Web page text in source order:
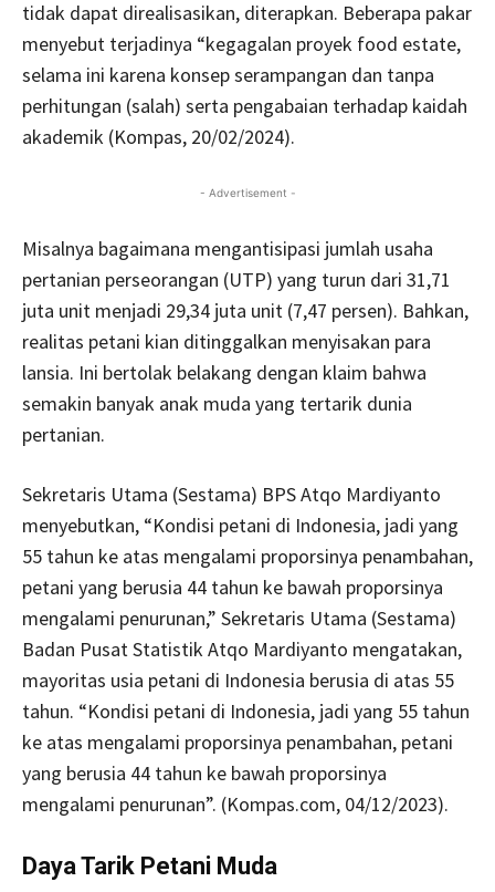
tidak dapat direalisasikan, diterapkan. Beberapa pakar
menyebut terjadinya “kegagalan proyek food estate,
selama ini karena konsep serampangan dan tanpa
perhitungan (salah) serta pengabaian terhadap kaidah
akademik (Kompas, 20/02/2024).
- Advertisement -
Misalnya bagaimana mengantisipasi jumlah usaha
pertanian perseorangan (UTP) yang turun dari 31,71
juta unit menjadi 29,34 juta unit (7,47 persen). Bahkan,
realitas petani kian ditinggalkan menyisakan para
lansia. Ini bertolak belakang dengan klaim bahwa
semakin banyak anak muda yang tertarik dunia
pertanian.
Sekretaris Utama (Sestama) BPS Atqo Mardiyanto
menyebutkan, “Kondisi petani di Indonesia, jadi yang
55 tahun ke atas mengalami proporsinya penambahan,
petani yang berusia 44 tahun ke bawah proporsinya
mengalami penurunan,” Sekretaris Utama (Sestama)
Badan Pusat Statistik Atqo Mardiyanto mengatakan,
mayoritas usia petani di Indonesia berusia di atas 55
tahun. “Kondisi petani di Indonesia, jadi yang 55 tahun
ke atas mengalami proporsinya penambahan, petani
yang berusia 44 tahun ke bawah proporsinya
mengalami penurunan”. (Kompas.com, 04/12/2023).
Daya Tarik Petani Muda